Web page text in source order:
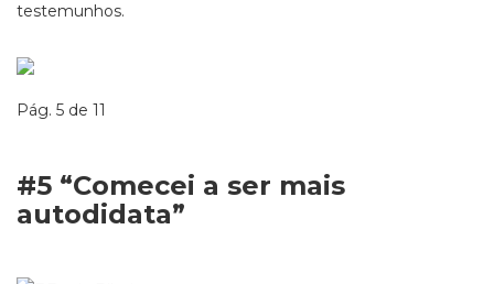
testemunhos.
Pág. 5 de 11
#5 “Comecei a ser mais
autodidata”